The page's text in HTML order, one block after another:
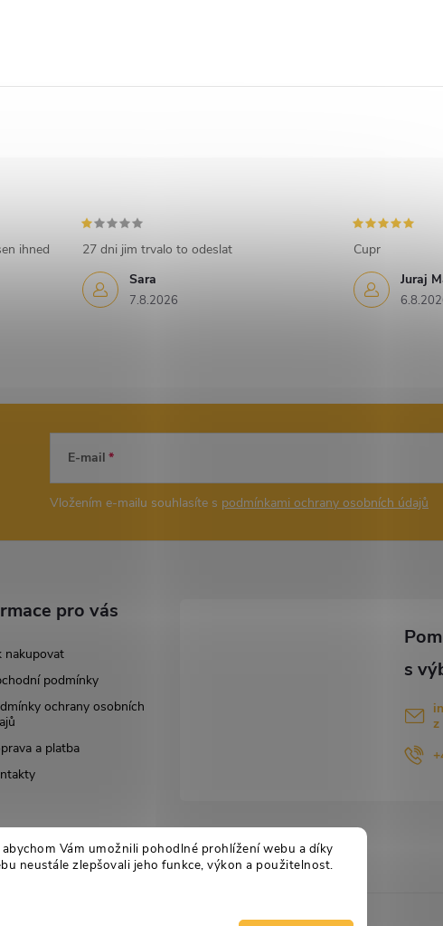
Vám umožnili pohodlné prohlížení webu a díky
neustále zlepšovali jeho funkce, výkon a použitelnost.
ihned
Sara
7.8.2026
27 dni jim trvalo to odeslat
Juraj
Cupr
E-mail
Vložením e-mailu souhlasíte s podmínkami ochrany osobních údajů
pro vás
nakupovat
podmínky
ochrany osobních
a platba
z